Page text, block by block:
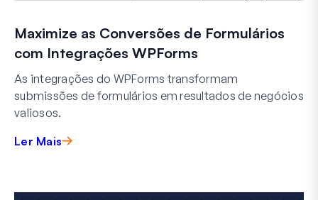
Maximize as Conversões de Formulários
com Integrações WPForms
As integrações do WPForms transformam
submissões de formulários em resultados de negócios
valiosos.
Ler Mais